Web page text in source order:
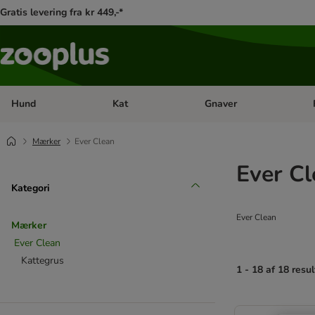
Gratis levering fra kr 449,-*
Hund Åben kategori menu: Hund
Kat Åben kategori menu: Kat
Gnaver
Mærker Ever Clean
Kategori
Mærker
Ever Clean
Kattegrus
Ever
Ever Clean
1 - 18 af 18